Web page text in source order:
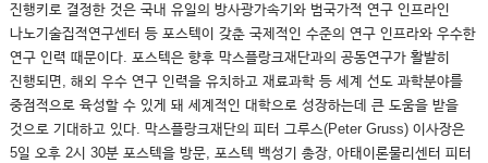
진행키로 결정한 것은 국내 유일의 방사광가속기와 범국가적 연구 인프라인
나노기술집적연구센터 등 포스텍이 갖춘 국제적인 수준의 연구 인프라와 우수한
연구 인력 때문이다. 포스텍은 향후 막스플랑크재단과의 공동연구가 활발히
진행되면, 해외 우수 연구 인력을 유치하고 재료과학 등 세계 선도 과학분야를
중점적으로 육성할 수 있게 돼 세계적인 대학으로 성장하는데 큰 도움을 받을
것으로 기대하고 있다. 막스플랑크재단의 피터 그루스(Peter Gruss) 이사장은
5일 오후 2시 30분 포스텍을 방문, 포스텍 백성기 총장, 아태이론물리센터 피터